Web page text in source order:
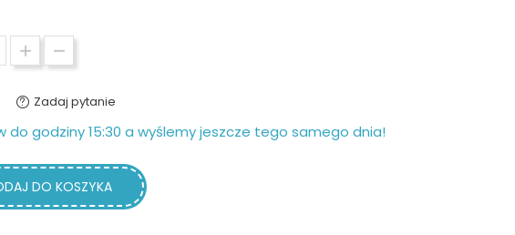
Zadaj pytanie
do godziny 15:30 a wyślemy jeszcze tego samego dnia!
DO KOSZYKA